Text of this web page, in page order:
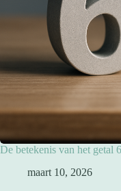
De betekenis van het getal
maart 10, 2026